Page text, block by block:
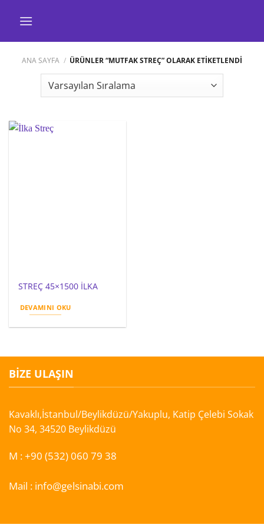
ANA SAYFA / ÜRÜNLER “MUTFAK STREÇ” OLARAK ETIKETLENDI
STREÇ 45×1500 İLKA
DEVAMINI OKU
BIZE ULAŞIN
Kavaklı,İstanbul/Beylikdüzü/Yakuplu, Katip Çelebi Sokak
No 34, 34520 Beylikdüzü
M :+90 (532) 060 79 38
Mail : info@gelsinabi.com